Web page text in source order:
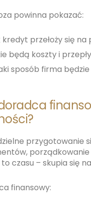
powinna pokazać:
kredyt przełoży się
będą koszty i
sposób firma
przygotowanie
czasu – skupia się
finansowy: